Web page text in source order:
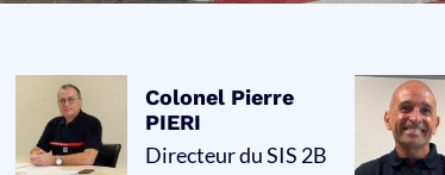
Colonel Pierre
PIERI
Directeur du SIS 2B